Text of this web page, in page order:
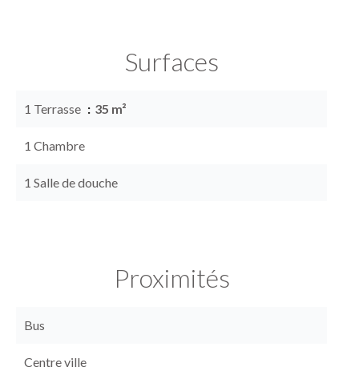
Surfaces
1 Terrasse 35 m²
1 Chambre
1 Salle de douche
Proximités
Bus
Centre ville